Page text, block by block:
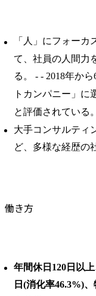
「人」にフォー
て、社員の人間力
る。 ​- - 2018年か
トカンパニー」に
と評価されている。
大手コンサルティ
ど、多様な経歴の
働き方
年間休日120日以
日(消化率46.3%)